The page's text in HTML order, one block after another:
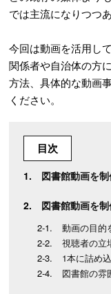
では主流になりつつ
今回は動画を活用し
関係者や自治体の方
方法、具体的な動画
ください。
目次
図書館動画を
図書館動画を
動画の目的
視聴者の立
1本に詰め
図書館の雰